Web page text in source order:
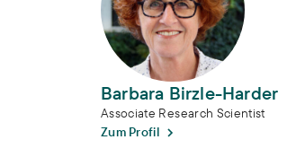
Barbara Birzle-Harder
Associate Research Scientist
Zum Profil